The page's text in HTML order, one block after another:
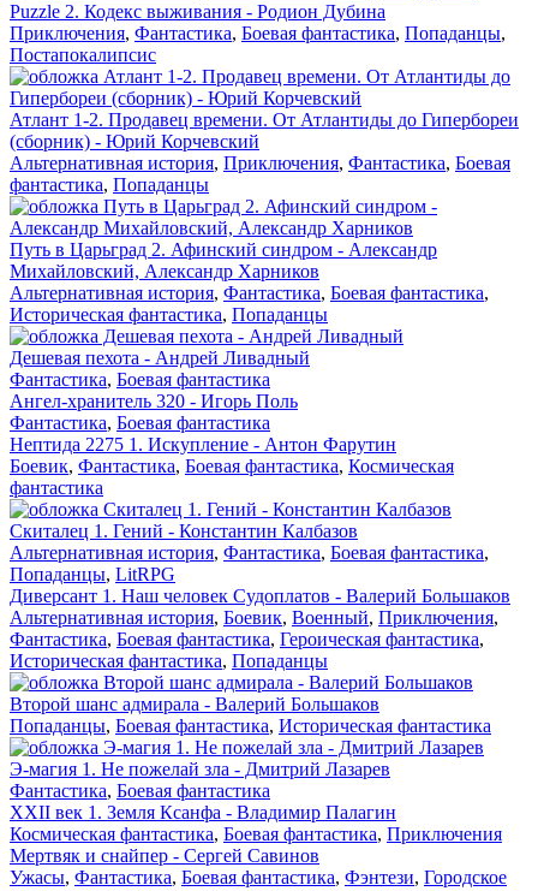
Puzzle 2. Кодекс выживания - Родион Дубина
Приключения, Фантастика, Боевая фантастика, Попаданцы,
Постапокалипсис
Атлант 1-2. Продавец времени. От Атлантиды до Гипербореи
(сборник) - Юрий Корчевский
Альтернативная история, Приключения, Фантастика, Боевая
фантастика, Попаданцы
Путь в Царьград 2. Афинский синдром - Александр
Михайловский, Александр Харников
Альтернативная история, Фантастика, Боевая фантастика,
Историческая фантастика, Попаданцы
Дешевая пехота - Андрей Ливадный
Фантастика, Боевая фантастика
Ангел-хранитель 320 - Игорь Поль
Фантастика, Боевая фантастика
Нептида 2275 1. Искупление - Антон Фарутин
Боевик, Фантастика, Боевая фантастика, Космическая
фантастика
Скиталец 1. Гений - Константин Калбазов
Альтернативная история, Фантастика, Боевая фантастика,
Попаданцы, LitRPG
Диверсант 1. Наш человек Судоплатов - Валерий Большаков
Альтернативная история, Боевик, Военный, Приключения,
Фантастика, Боевая фантастика, Героическая фантастика,
Историческая фантастика, Попаданцы
Второй шанс адмирала - Валерий Большаков
Попаданцы, Боевая фантастика, Историческая фантастика
Э-магия 1. Не пожелай зла - Дмитрий Лазарев
Фантастика, Боевая фантастика
XXII век 1. Земля Ксанфа - Владимир Палагин
Космическая фантастика, Боевая фантастика, Приключения
Мертвяк и снайпер - Сергей Савинов
Ужасы, Фантастика, Боевая фантастика, Фэнтези, Городское